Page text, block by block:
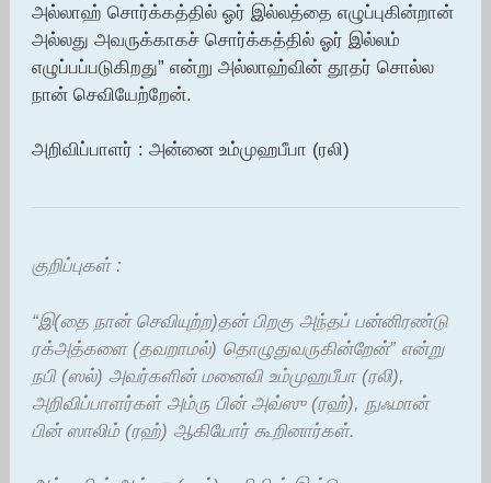
அல்லாஹ் சொர்க்கத்தில் ஓர் இல்லத்தை எழுப்புகின்றான்
அல்லது அவருக்காகச் சொர்க்கத்தில் ஓர் இல்லம்
எழுப்பப்படுகிறது” என்று அல்லாஹ்வின் தூதர் சொல்ல
நான் செவியேற்றேன்.
அறிவிப்பாளர் : அன்னை உம்முஹபீபா (ரலி)
குறிப்புகள் :
“இ(தை நான் செவியுற்ற)தன் பிறகு அந்தப் பன்னிரண்டு
ரக்அத்களை (தவறாமல்) தொழுதுவருகின்றேன்” என்று
நபி (ஸல்) அவர்களின் மனைவி உம்முஹபீபா (ரலி),
அறிவிப்பாளர்கள் அம்ரு பின் அவ்ஸு (ரஹ்), நுஃமான்
பின் ஸாலிம் (ரஹ்) ஆகியோர் கூறினார்கள்.